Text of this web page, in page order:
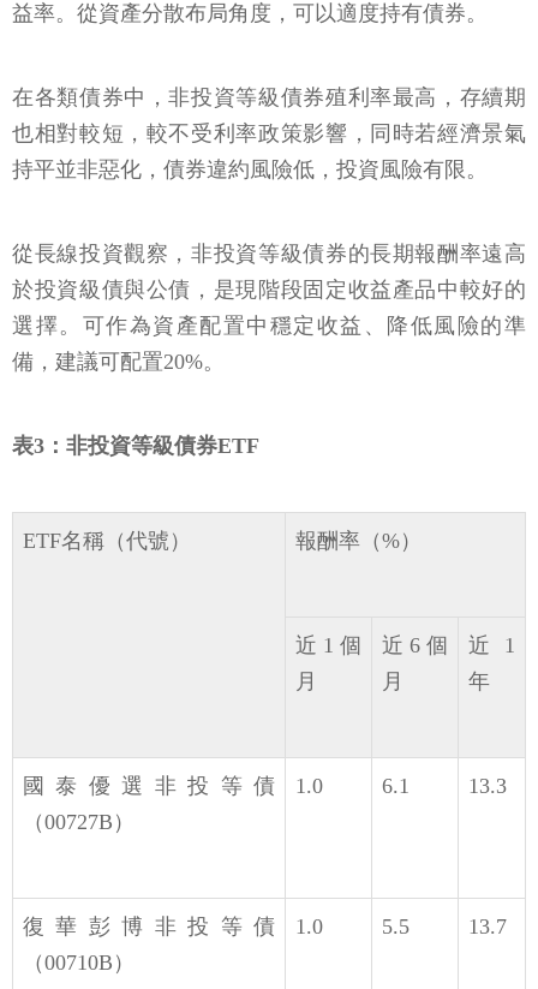
益率。從資產分散布局角度，可以適度持有債券。
在各類債券中，非投資等級債券殖利率最高，存續期
也相對較短，較不受利率政策影響，同時若經濟景氣
持平並非惡化，債券違約風險低，投資風險有限。
從長線投資觀察，非投資等級債券的長期報酬率遠高
於投資級債與公債，是現階段固定收益產品中較好的
選擇。可作為資產配置中穩定收益、降低風險的準
備，建議可配置20%。
表3：非投資等級債券ETF
ETF名稱（代號） 報酬率（%）
近1個
月
近6個
月
近1
年
國泰優選非投等債
（00727B）
1.0 6.1 13.3
復華彭博非投等債
（00710B）
1.0 5.5 13.7